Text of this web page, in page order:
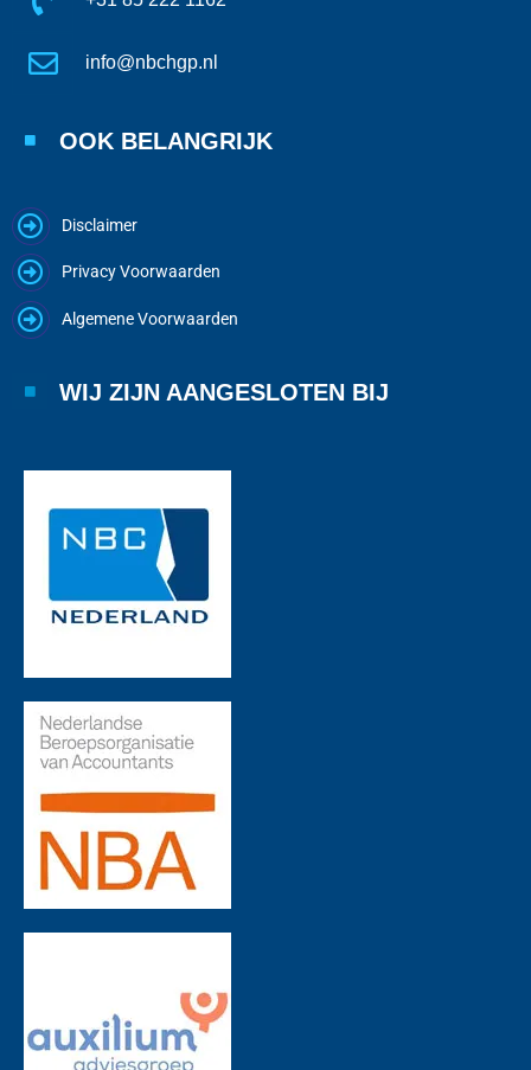
info@nbchgp.nl
OOK BELANGRIJK
Disclaimer
Privacy Voorwaarden
Algemene Voorwaarden
WIJ ZIJN AANGESLOTEN BIJ